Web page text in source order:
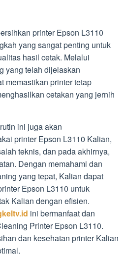
printer Epson L3110
yang sangat penting untuk
hasil cetak. Melalui
yang telah dijelaskan
memastikan printer tetap
cetakan yang jernih
ini juga akan
printer Epson L3110 Kalian,
teknis, dan pada akhirnya,
Dengan memahami dan
yang tepat, Kalian dapat
Epson L3110 untuk
Kalian dengan efisien.
ini bermanfaat dan
Printer Epson L3110.
dan kesehatan printer Kalian